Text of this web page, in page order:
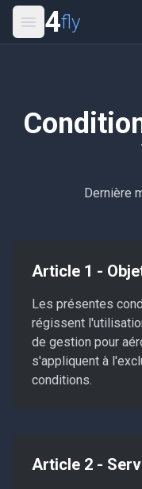
4fly
Dernière
Article 1 -
Les présentes
régissent
de gestion pour
s'appliquent à
conditions.
Article 2 -